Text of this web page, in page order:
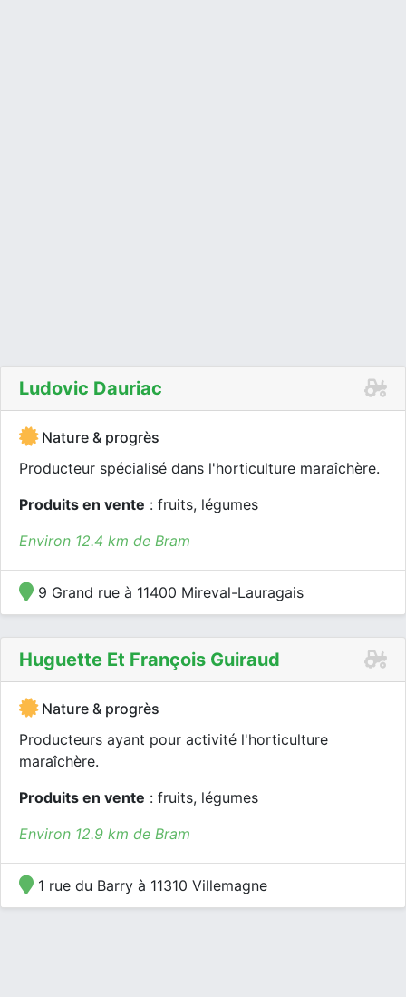
Ludovic Dauriac
Nature & progrès
Producteur spécialisé dans l'horticulture maraîchère.
Produits en vente : fruits, légumes
Environ 12.4 km de Bram
9 Grand rue à 11400 Mireval-Lauragais
Huguette Et François Guiraud
Nature & progrès
Producteurs ayant pour activité l'horticulture
maraîchère.
Produits en vente : fruits, légumes
Environ 12.9 km de Bram
1 rue du Barry à 11310 Villemagne